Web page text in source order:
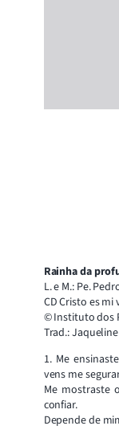
Rainha da
L. e M.: Pe.
CD Cristo es mi
© Instituto dos
Trad.:
1. Me
vens me
Me mostraste
confiar.
Depende de